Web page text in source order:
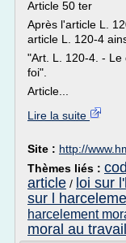
Article 50 ter
Après l'article L.
article L. 120-4
"Art. L. 120-4. - Le
foi".
Article...
Lire la suite
Site : http://
Thèmes liés :
article / loi sur
sur l
harcelement
moral au travail